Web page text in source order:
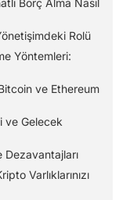
Borç Alma Nasıl
Rolü
Yöntemleri:
ve Ethereum
ve Gelecek
Dezavantajları
Varlıklarınızı